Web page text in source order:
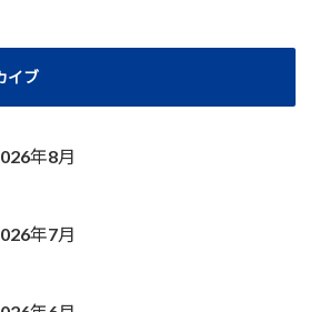
イブ
年8月
年7月